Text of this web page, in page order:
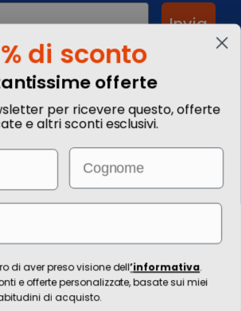
Kommentieren Sie Ihre
Informazioni Legali
Invia
Preise und Informationen können sich
Reiseleistungen ist die / die technische Leitung
Largo Cesare Battisti, 28 - 39044 Egna (BZ) -
È venditore Ignas Tour S.p.A., Largo Cesare
(BZ) - Italia, P.IVA: 01652670215. Grundkapital
di sconto
offerte
per ricevere questo, offerte
e altri sconti esclusivi.
Email
di aver preso visione dell’informativa.
e offerte personalizzate, basate sui miei
di acquisto.